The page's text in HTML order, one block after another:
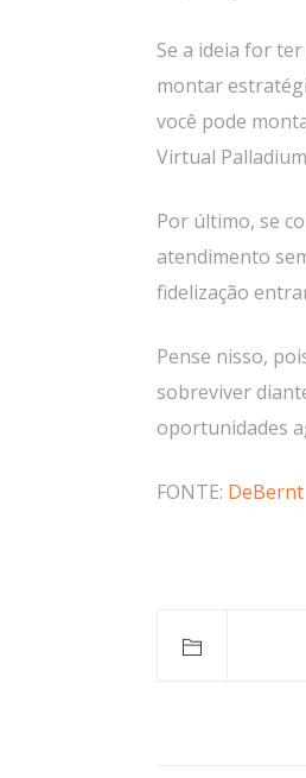
Se a ideia for
montar
você pode
Virtual
Por último, se
atendimento
fidelização
Pense nisso,
sobreviver
oportunidades
FONTE: DeBernt